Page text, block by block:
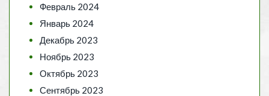
Февраль 2024
Январь 2024
Декабрь 2023
Ноябрь 2023
Октябрь 2023
Сентябрь 2023